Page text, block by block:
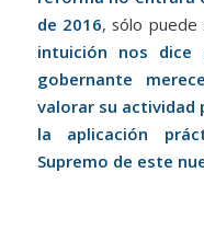
de 2016, sólo puede
intuición nos
gobernante
valorar su actividad
la aplicación
Supremo de este